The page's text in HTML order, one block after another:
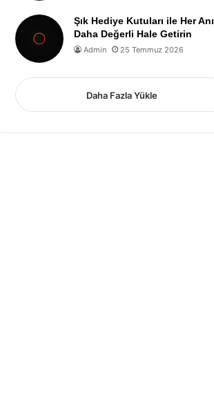
Şık Hediye Kutuları ile Her Anı
Daha Değerli Hale Getirin
Admin 25 Temmuz 2026
Daha Fazla Yükle